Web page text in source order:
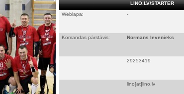
LINO.LV/STARTER
Weblapa:
-
Komandas pārstāvis: Normans Ievenieks
29253419
lino[at]lino.lv